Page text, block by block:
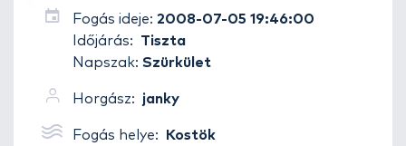
Fogás ideje: 2008-07-05 19:46:00
Időjárás:
Tiszta
Napszak: Szürkület
Horgász: janky
Fogás helye: Kostök